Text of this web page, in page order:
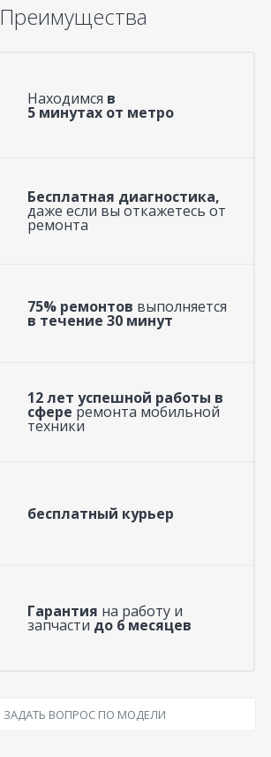
Преимущества
Находимся в
5 минутах от метро
Бесплатная диагностика,
даже если вы откажетесь от
ремонта
75% ремонтов выполняется
в течение 30 минут
12 лет успешной работы в
сфере ремонта мобильной
техники
бесплатный курьер
Гарантия на работу и
запчасти до 6 месяцев
ЗАДАТЬ ВОПРОС ПО МОДЕЛИ